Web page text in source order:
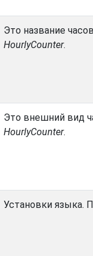
Это название
HourlyCounter.
Это внешний вид
HourlyCounter.
Установки языка.